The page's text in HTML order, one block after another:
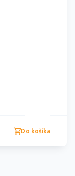
Do košíka